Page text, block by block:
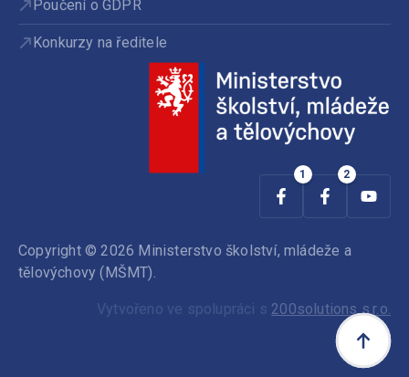
Poučení o GDPR
Konkurzy na ředitele
Copyright © 2026 Ministerstvo školství, mládeže a
tělovýchovy (MŠMT).
Vytvořeno ve spolupráci s 200solutions s.r.o.